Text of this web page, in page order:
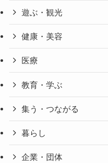
遊ぶ・観光
健康・美容
医療
教育・学ぶ
集う・つながる
暮らし
企業・団体